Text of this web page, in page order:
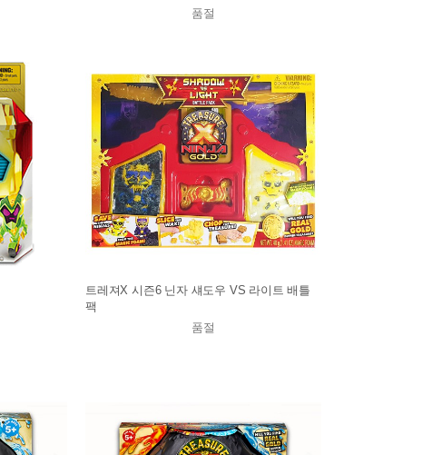
품절
트레져X 시즌6 닌자 섀도우 VS 라이트 배틀
팩
품절